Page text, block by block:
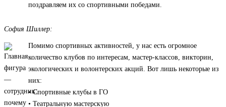
поздравляем их со спортивными победами.
София Шиллер:
Помимо спортивных активностей, у нас есть огромное
количество клубов по интересам, мастер-классов, викторин,
экологических и волонтерских акций. Вот лишь некоторые из
них:
• Спортивные клубы в ГО
• Театральную мастерскую